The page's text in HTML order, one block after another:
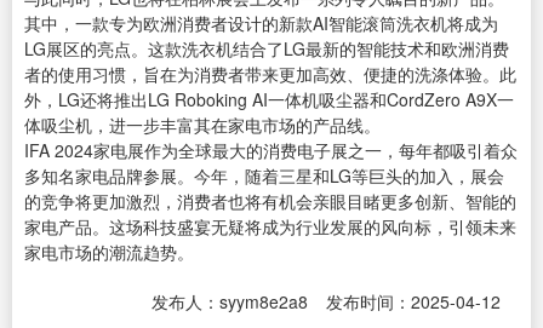
其中，一款专为欧洲消费者设计的新款AI智能滚筒洗衣机将成为
LG展区的亮点。这款洗衣机结合了LG最新的智能技术和欧洲消费
者的使用习惯，旨在为消费者带来更加高效、便捷的洗涤体验。此
外，LG还将推出LG Roboking AI一体机吸尘器和CordZero A9X一
体吸尘机，进一步丰富其在家电市场的产品线。
IFA 2024家电展作为全球最大的消费电子展之一，每年都吸引着众
多知名家电品牌参展。今年，随着三星和LG等巨头的加入，展会
的竞争将更加激烈，消费者也将有机会亲眼目睹更多创新、智能的
家电产品。这场科技盛宴无疑将成为行业发展的风向标，引领未来
家电市场的潮流趋势。
发布人：syym8e2a8 发布时间：2025-04-12